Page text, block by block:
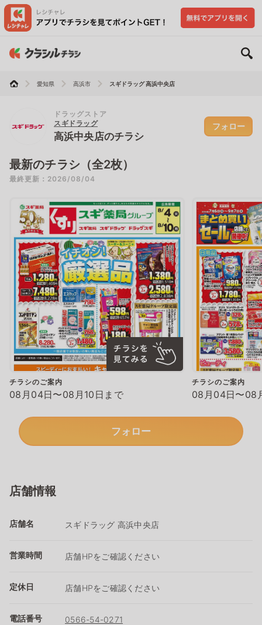
愛知県 高浜市 スギドラッグ 高浜中央店
ドラッグストア
スギドラッグ
高浜中央店のチラシ
フォロー
最新のチラシ（全2枚）
最終更新：2026/08/04
チラシのご案内
08月04日〜08月10日まで
チラシのご案内
08月04日〜08
フォロー
店舗情報
店舗名 スギドラッグ 高浜中央店
営業時間 店舗HPをご確認ください
定休日 店舗HPをご確認ください
電話番号 0566-54-0271